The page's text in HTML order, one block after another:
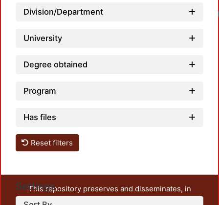
Division/Department
University
Degree obtained
Program
Has files
Reset filters
Settings
This repository preserves and disseminates, in
unrestricted open access, the teaching and research